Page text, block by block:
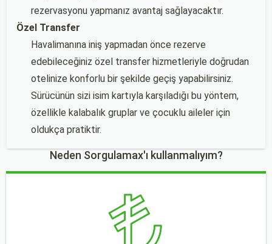
rezervasyonu yapmanız avantaj sağlayacaktır.
Özel Transfer
Havalimanına iniş yapmadan önce rezerve
edebileceğiniz özel transfer hizmetleriyle doğrudan
otelinize konforlu bir şekilde geçiş yapabilirsiniz.
Sürücünün sizi isim kartıyla karşıladığı bu yöntem,
özellikle kalabalık gruplar ve çocuklu aileler için
oldukça pratiktir.
Neden Sorgulamax'ı kullanmalıyım?